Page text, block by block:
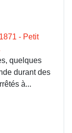
- Petit
quelques
durant des
à...